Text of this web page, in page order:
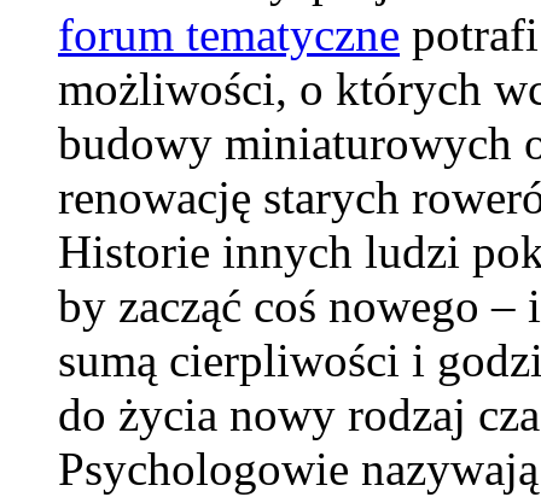
forum tematyczne
możliwości, o których
budowy miniaturowych
renowację starych
Historie innych ludzi
by zacząć coś nowego –
sumą cierpliwości i
do życia nowy rodzaj
Psychologowie